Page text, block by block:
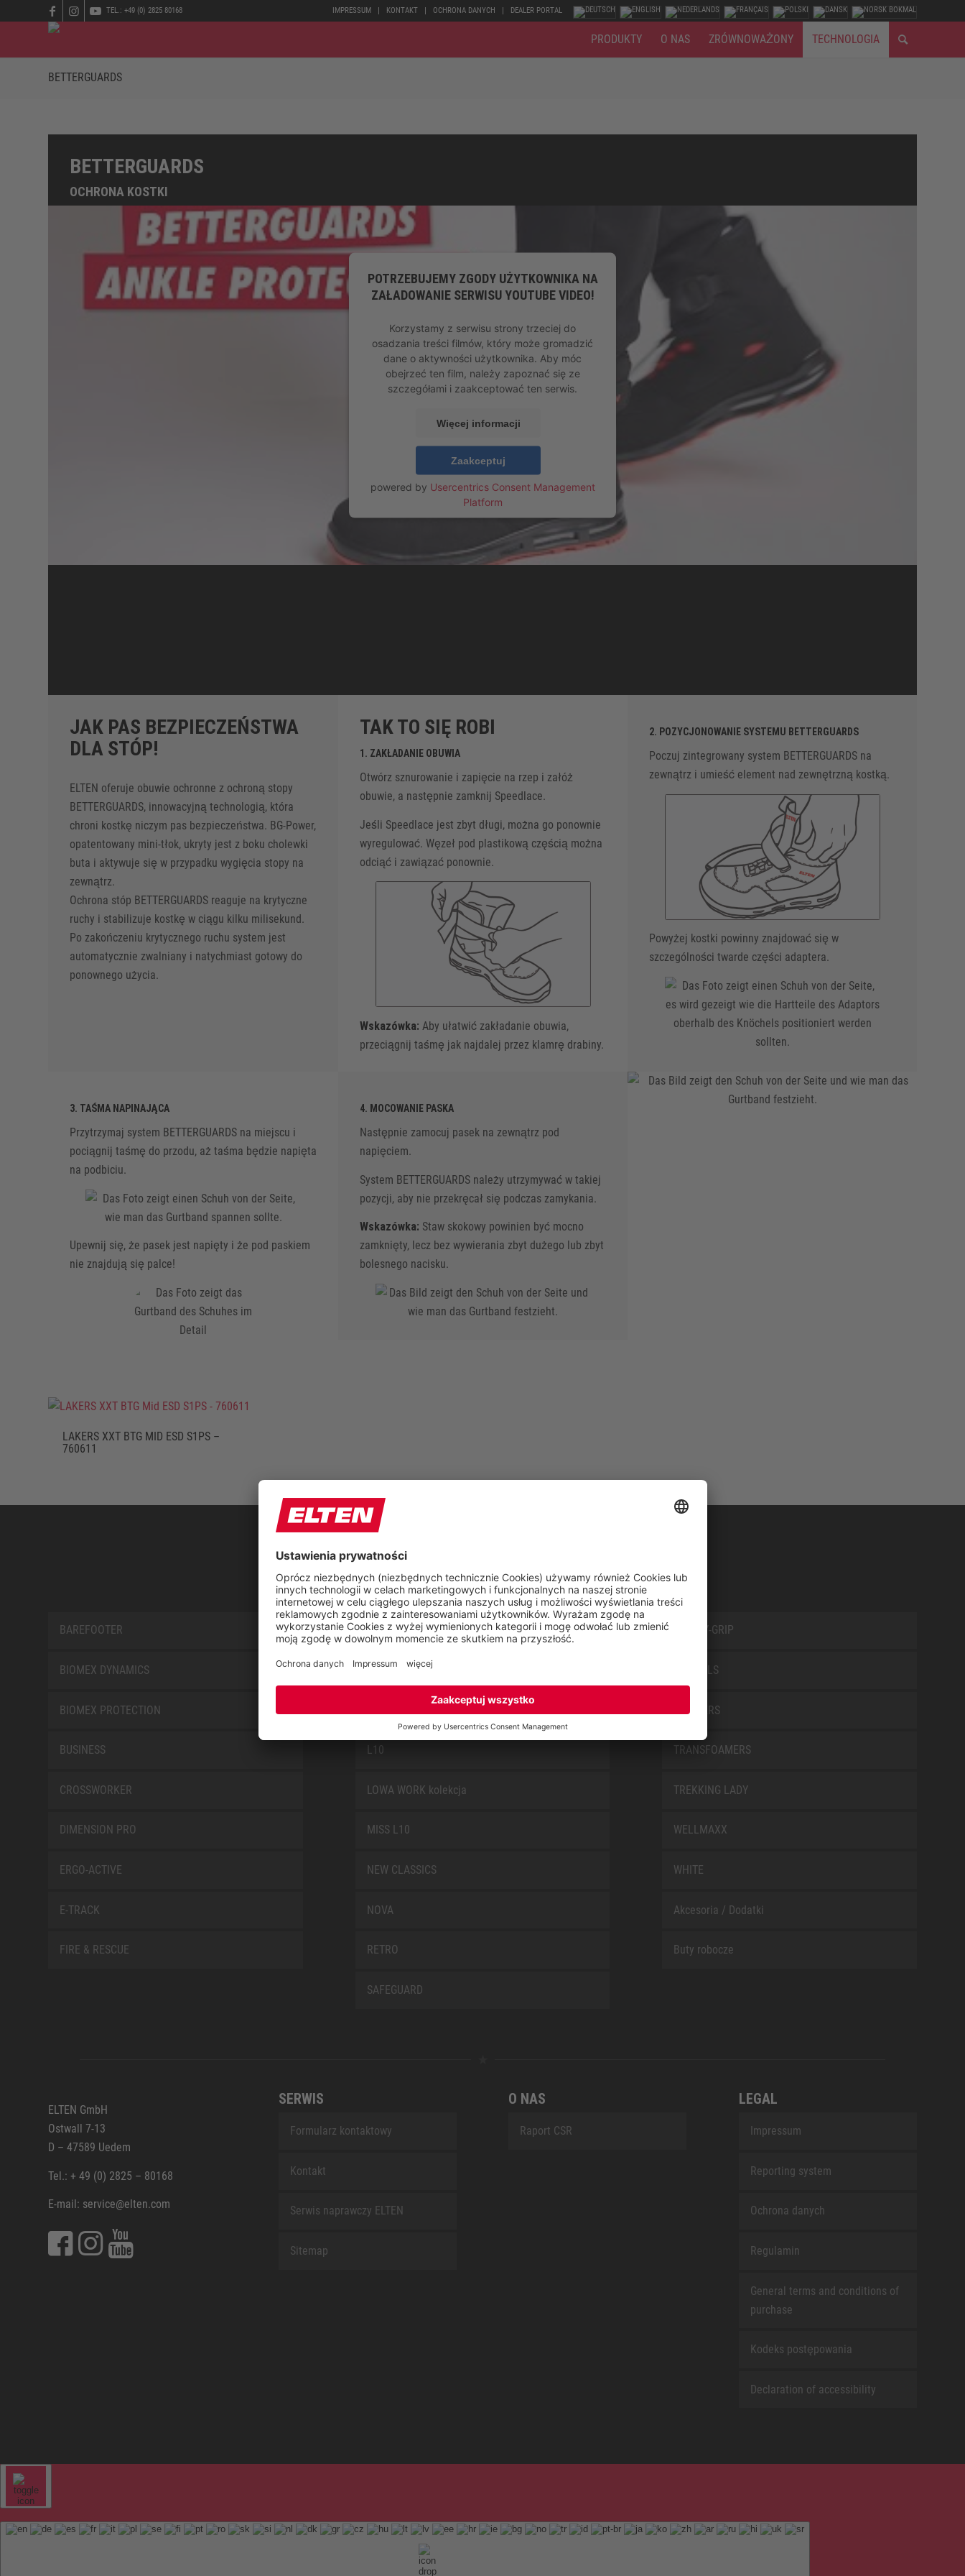
IMPRESSUM KONTAKT OCHRONA DANYCH DEALER PORTAL
TEL.: +49 (0) 2825 80168
PRODUKTY O NAS ZRÓWNOWAŻONY TECHNOLOGIA
BETTERGUARDS
BETTERGUARDS
OCHRONA KOSTKI
POTRZEBUJEMY ZGODY UŻYTKOWNIKA NA
ZAŁADOWANIE SERWISU YOUTUBE VIDEO!
Korzystamy z serwisu strony trzeciej do
osadzania treści filmów, który może gromadzić
dane o aktywności użytkownika. Aby móc
obejrzeć ten film, należy zapoznać się ze
szczegółami i zaakceptować ten serwis.
Więcej informacji
Zaakceptuj
powered by Usercentrics Consent Management
Platform
JAK PAS BEZPIECZEŃSTWA
DLA STÓP!
ELTEN oferuje obuwie ochronne z ochroną stopy
BETTERGUARDS, innowacyjną technologią, która
chroni kostkę niczym pas bezpieczeństwa. BG-Power,
opatentowany mini-tłok, ukryty jest z boku cholewki
buta i aktywuje się w przypadku wygięcia stopy na
zewnątrz.
Ochrona stóp BETTERGUARDS reaguje na krytyczne
ruchy i stabilizuje kostkę w ciągu kilku milisekund.
Po zakończeniu krytycznego ruchu system jest
automatycznie zwalniany i natychmiast gotowy do
ponownego użycia.
TAK TO SIĘ ROBI
1. ZAKŁADANIE OBUWIA
Otwórz sznurowanie i zapięcie na rzep i załóż
obuwie, a następnie zamknij Speedlace.
Jeśli Speedlace jest zbyt długi, można go ponownie
wyregulować. Węzeł pod plastikową częścią można
odciąć i zawiązać ponownie.
Wskazówka: Aby ułatwić zakładanie obuwia,
przeciągnij taśmę jak najdalej przez klamrę drabiny.
2. POZYCJONOWANIE SYSTEMU BETTERGUARDS
Poczuj zintegrowany system BETTERGUARDS na
zewnątrz i umieść element nad zewnętrzną kostką.
Powyżej kostki powinny znajdować się w
szczególności twarde części adaptera.
3. TAŚMA NAPINAJĄCA
Przytrzymaj system BETTERGUARDS na miejscu i
pociągnij taśmę do przodu, aż taśma będzie napięta
na podbiciu.
Upewnij się, że pasek jest napięty i że pod paskiem
nie znajdują się palce!
4. MOCOWANIE PASKA
Następnie zamocuj pasek na zewnątrz pod
napięciem.
System BETTERGUARDS należy utrzymywać w takiej
pozycji, aby nie przekręcał się podczas zamykania.
Wskazówka: Staw skokowy powinien być mocno
zamknięty, lecz bez wywierania zbyt dużego lub zbyt
bolesnego nacisku.
LAKERS XXT BTG MID ESD S1PS –
760611
GRUPY PRODUKTÓW
BAREFOOTER
BIOMEX DYNAMICS
BIOMEX PROTECTION
BUSINESS
CROSSWORKER
DIMENSION PRO
ERGO-ACTIVE
E-TRACK
FIRE & RESCUE
FUN
JORI BY ELTEN
L10
LOWA WORK kolekcja
MISS L10
NEW CLASSICS
NOVA
RETRO
SAFEGUARD
SAFETY-GRIP
SPECIALS
TRAINERS
TRANSFOAMERS
TREKKING LADY
WELLMAXX
WHITE
Akcesoria / Dodatki
Buty robocze
ELTEN GmbH
Ostwall 7-13
D – 47589 Uedem
Tel.: + 49 (0) 2825 – 80168
E-mail: service@elten.com
SERWIS
Formularz kontaktowy
Kontakt
Serwis naprawczy ELTEN
Sitemap
O NAS
Raport CSR
LEGAL
Impressum
Reporting system
Ochrona danych
Regulamin
General terms and conditions of
purchase
Kodeks postępowania
Declaration of accessibility